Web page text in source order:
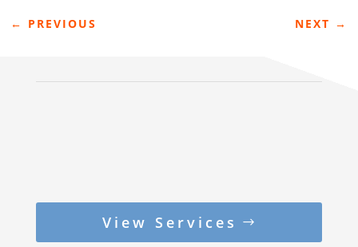
← PREVIOUS NEXT →
View Services